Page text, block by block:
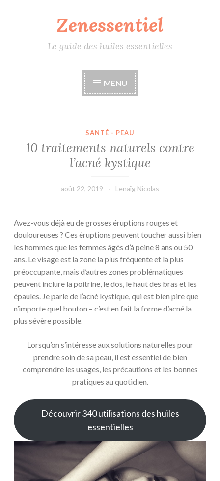
Zenessentiel
Le guide des huiles essentielles
MENU
SANTÉ - PEAU
10 traitements naturels contre
l’acné kystique
août 22, 2019 Lenaïg Nicolas
Avez-vous déjà eu de grosses éruptions rouges et
douloureuses ? Ces éruptions peuvent toucher aussi bien
les hommes que les femmes âgés d’à peine 8 ans ou 50
ans. Le visage est la zone la plus fréquente et la plus
préoccupante, mais d’autres zones problématiques
peuvent inclure la poitrine, le dos, le haut des bras et les
épaules. Je parle de l’acné kystique, qui est bien pire que
n’importe quel bouton – c’est en fait la forme d’acné la
plus sévère possible.
Lorsqu’on s’intéresse aux solutions naturelles pour
prendre soin de sa peau, il est essentiel de bien
comprendre les usages, les précautions et les bonnes
pratiques au quotidien.
Découvrir 340 utilisations des huiles
essentielles